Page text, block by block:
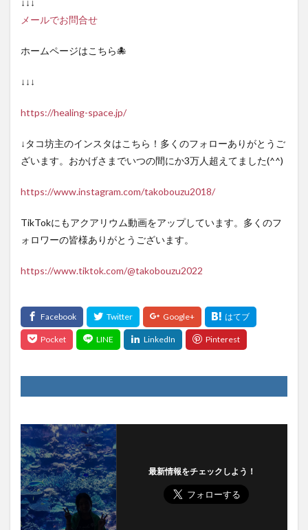
↓↓↓
メールでお問合せ
ホームページはこちら🐙
↓↓↓
https://healing-space.jp/
↓タコ坊主のインスタはこちら！多くのフォローありがとうご
ざいます。おかげさまでいつの間にか3万人超えてました(^^)
https://www.instagram.com/takobouzu2018/
TikTokにもアクアリウム動画をアップしています。多くのフ
ォロワーの皆様ありがとうございます。
https://www.tiktok.com/@takobouzu2022
最新情報をチェックしよう！